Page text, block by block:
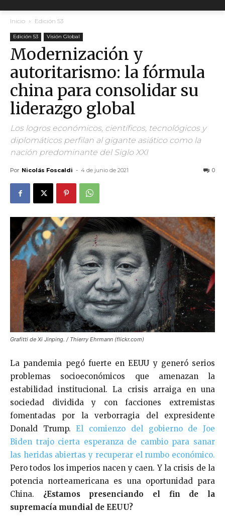
Inicio Edición 53
Edición 53 Visión Global
Modernización y
autoritarismo: la fórmula
china para consolidar su
liderazgo global
Los logros económicos, científicos, tecnológicos y
diplomáticos perfilan al gigante asiático como la
nación predominante del Siglo XXI
Por Nicolás Foscaldi - 4 de junio de 2021 0
Grafitti de Xi Jinping. / Thierry Ehrmann (flickr.com)
La pandemia pegó fuerte en EEUU y generó serios
problemas socioeconómicos que amenazan la
estabilidad institucional. La crisis arraiga en una
sociedad dividida y con facciones extremistas
fomentadas por la verborragia del expresidente
Donald Trump.El comienzo del gobierno de Joe
Biden trajo cierta esperanza de cambio para sanar
las heridas abiertas y recuperar el rumbo económico.
Pero todos los imperios nacen y caen. Y la crisis de la
potencia norteamericana es una oportunidad para
China. ¿Estamos presenciando el fin de la
supremacía mundial de EEUU?